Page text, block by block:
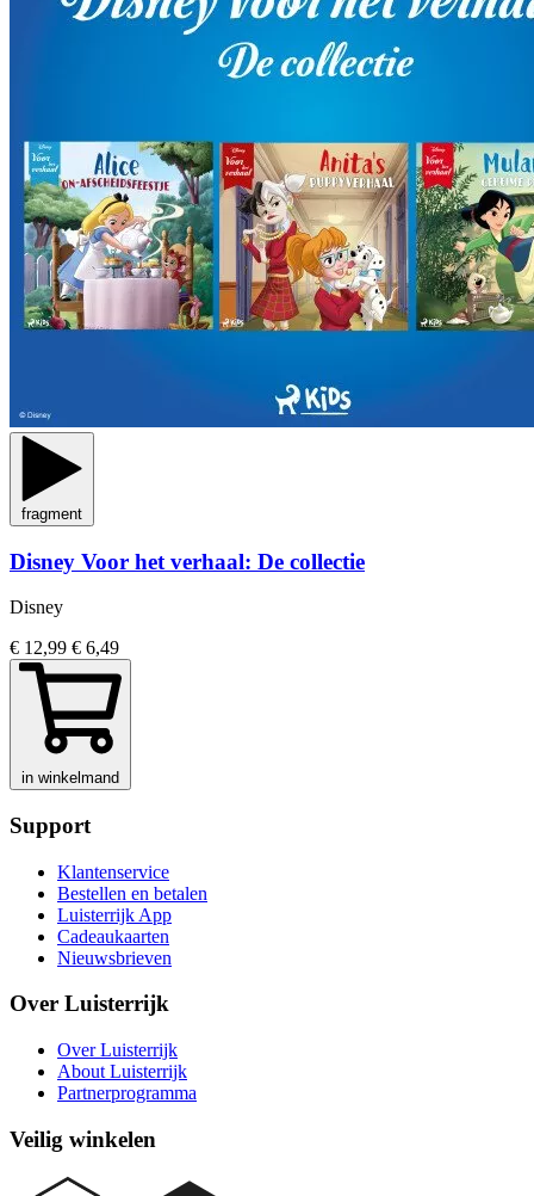
fragment
Disney Voor het verhaal: De collectie
Disney
€ 12,99 € 6,49
in winkelmand
Support
Klantenservice
Bestellen en betalen
Luisterrijk App
Cadeaukaarten
Nieuwsbrieven
Over Luisterrijk
Over Luisterrijk
About Luisterrijk
Partnerprogramma
Veilig winkelen